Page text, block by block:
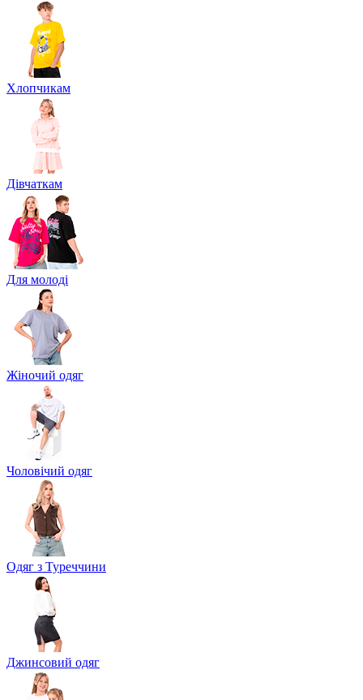
Хлопчикам
Дівчаткам
Для молоді
Жіночий одяг
Чоловічий одяг
Одяг з Туреччини
Джинсовий одяг